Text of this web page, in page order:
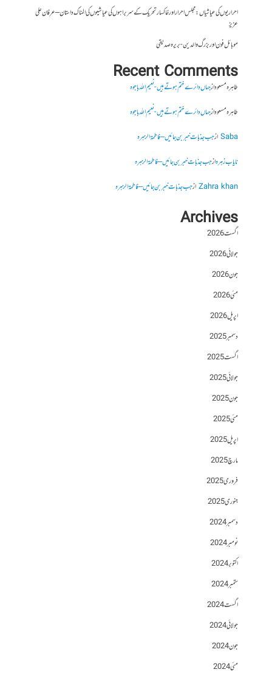
احراریوں کی عیاشیاں : مجلس احرار اور خاکسار تحریک کے سربراہوں کی عیاشیوں کی المناک داستان – عرفان علی
عزیز
موبائل فون اور بزرگ والدین- بریرہ صدیقی
Recent Comments
طاہرہ مسعودازجہاں دائرے ختم ہوتے ہیں- نعیم اللہ باجوہ
طاہرہ مسعودازجہاں دائرے ختم ہوتے ہیں- نعیم اللہ باجوہ
Sabaازجب جذبات خبر بن جائیں – فاطمۃالزہرہ
نایاب زہرہازجب جذبات خبر بن جائیں – فاطمۃالزہرہ
Zahra khanازجب جذبات خبر بن جائیں – فاطمۃالزہرہ
Archives
اگست 2026
جولائی 2026
جون 2026
مئی 2026
اپریل 2026
دسمبر 2025
اگست 2025
جولائی 2025
جون 2025
مئی 2025
اپریل 2025
مارچ 2025
فروری 2025
جنوری 2025
دسمبر 2024
نومبر 2024
اکتوبر 2024
ستمبر 2024
اگست 2024
جولائی 2024
جون 2024
مئی 2024